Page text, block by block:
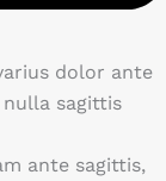
dolor ante
sagittis
ante sagittis,